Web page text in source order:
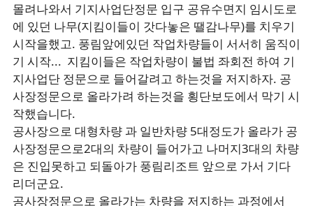
몰려나와서 기지사업단정문 입구 공유수면지 임시도로
에 있던 나무(지킴이들이 갓다놓은 땔감나무)를 치우기
시작을했고. 풍림앞에있던 작업차량들이 서서히 움직이
기 시작... 지킴이들은 작업차량이 불법 좌회전 하여 기
지사업단 정문으로 들어갈려고 하는것을 저지하자. 공
사장정문으로 올라가려 하는것을 횡단보도에서 막기 시
작했습니다.
공사장으로 대형차량 과 일반차량 5대정도가 올라가 공
사장정문으로2대의 차량이 들어가고 나머지3대의 차량
은 진입못하고 되돌아가 풍림리조트 앞으로 가서 기다
리더군요.
공사장정문으로 올라가는 차량을 저지하는 과정에서